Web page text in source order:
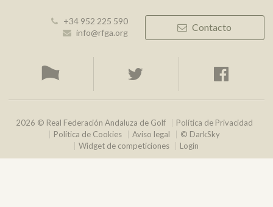
+34 952 225 590
info@rfga.org
Contacto
2026 © Real Federación Andaluza de Golf
Política de Privacidad
Política de Cookies
Aviso legal
© DarkSky
Widget de competiciones
Login